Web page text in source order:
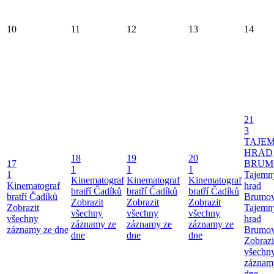
10 11 12 13 14
17
1
Kinematograf
bratří Čadíků
Zobrazit
všechny
záznamy ze dne
18
1
Kinematograf
bratří Čadíků
Zobrazit
všechny
záznamy ze
dne
19
1
Kinematograf
bratří Čadíků
Zobrazit
všechny
záznamy ze
dne
20
1
Kinematograf
bratří Čadíků
Zobrazit
všechny
záznamy ze
dne
21
3
HRAD
hrad
hrad